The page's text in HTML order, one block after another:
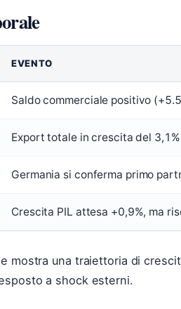
EVENTO
Saldo commerciale positivo
Export totale in crescita del
Germania si conferma primo
Crescita PIL attesa +0,9%, ma
mostra una traiettoria di
a shock esterni.